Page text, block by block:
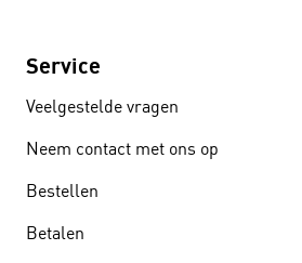
Service
Veelgestelde vragen
Neem contact met ons op
Bestellen
Betalen